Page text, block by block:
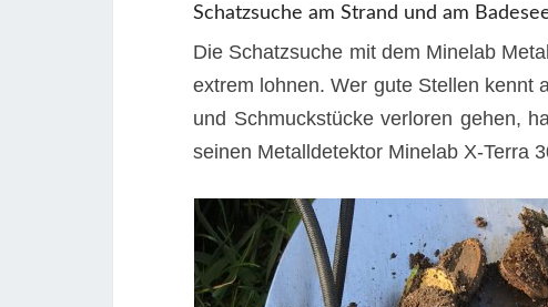
Schatzsuche am Strand und am
Die Schatzsuche mit dem Minelab
extrem lohnen. Wer gute Stellen kennt
und Schmuckstücke verloren gehen,
seinen Metalldetektor Minelab X-Terra